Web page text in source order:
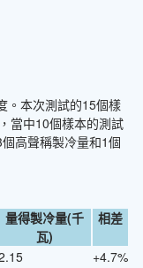
。本次測試的15個樣
當中10個樣本的測試
高聲稱製冷量和1個
量得製冷量(千
瓦)
相差
+4.7%